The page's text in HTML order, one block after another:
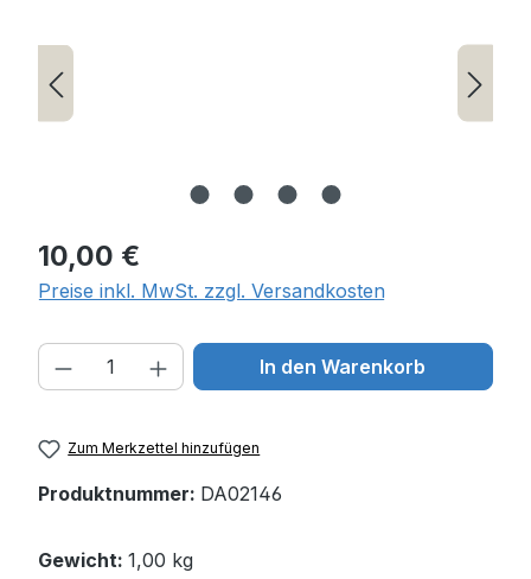
Regulärer Preis:
10,00 €
Preise inkl. MwSt. zzgl. Versandkosten
Produkt Anzahl: Gib den
In den Warenkorb
Zum Merkzettel hinzufügen
Produktnummer: DA02146
Gewicht: 1,00 kg